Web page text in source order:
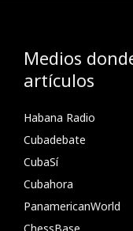
Medios
artículos
Habana Radio
Cubadebate
CubaSí
Cubahora
PanamericanWorld